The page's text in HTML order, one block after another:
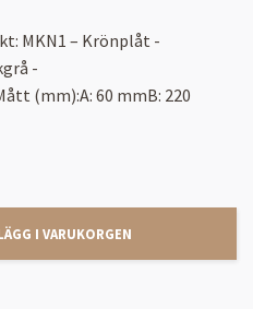
MKN1 – Krönplåt -
-
(mm):A: 60 mmB: 220
I VARUKORGEN